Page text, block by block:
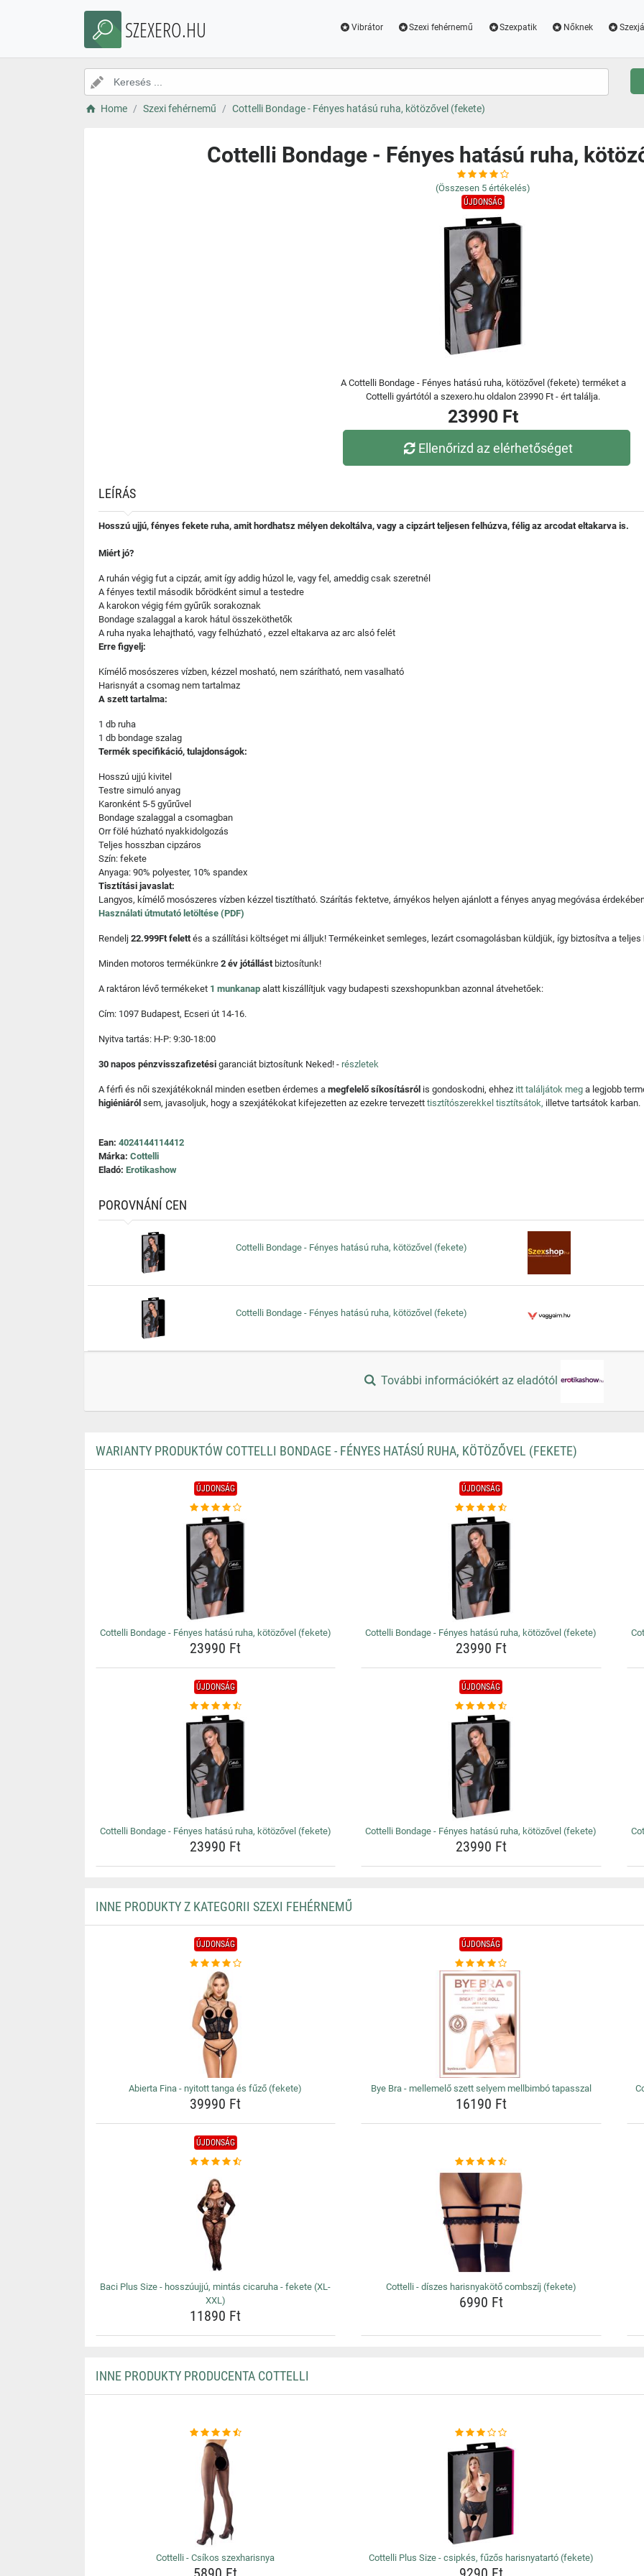
SZEXERO.HU Vibrátor Szexi fehérnemű Szexpatik Nőknek
Home Szexi fehérnemű Cottelli Bondage - Fényes hatású ruha, kötözővel (fekete)
Cottelli Bondage - Fényes hatású ruha,
(Összesen 5 értékelés)
ÚJDONSÁG
A Cottelli Bondage - Fényes hatású ruha, kötözővel (fekete) terméket a
Cottelli gyártótól a szexero.hu oldalon 23990 Ft - ért találja.
23990 Ft
Ellenőrizd az elérhetőséget
LEÍRÁS
Hosszú ujjú, fényes fekete ruha, amit hordhatsz mélyen dekoltálva, vagy a cipzárt teljesen felhúzva, félig az arcodat eltakarva is.
Miért jó?
A ruhán végig fut a cipzár, amit így addig húzol le, vagy fel, ameddig csak szeretnél
A fényes textil második bőrödként simul a testedre
A karokon végig fém gyűrűk sorakoznak
Bondage szalaggal a karok hátul összeköthetők
A ruha nyaka lehajtható, vagy felhúzható , ezzel eltakarva az arc alsó felét
Erre figyelj:
Kímélő mosószeres vízben, kézzel mosható, nem szárítható, nem vasalható
Harisnyát a csomag nem tartalmaz
A szett tartalma:
1 db ruha
1 db bondage szalag
Termék specifikáció, tulajdonságok:
Hosszú ujjú kivitel
Testre simuló anyag
Karonként 5-5 gyűrűvel
Bondage szalaggal a csomagban
Orr fölé húzható nyakkidolgozás
Teljes hosszban cipzáros
Szín: fekete
Anyaga: 90% polyester, 10% spandex
Tisztítási javaslat:
Langyos, kímélő mosószeres vízben kézzel tisztítható. Szárítás fektetve, árnyékos helyen ajánlott a fényes anyag megóvása
Használati útmutató letöltése (PDF)
Rendelj 22.999Ft felettés a szállítási költséget mi álljuk! Termékeinket semleges, lezárt csomagolásban küldjük, így biztosítva a teljes
Minden motoros termékünkre 2 év jótállást biztosítunk!
A raktáron lévő termékeket 1 munkanap alatt kiszállítjuk vagy budapesti szexshopunkban azonnal átvehetőek:
Cím: 1097 Budapest, Ecseri út 14-16.
Nyitva tartás: H-P: 9:30-18:00
30 napos pénzvisszafizetési garanciát biztosítunk Neked! - részletek
A férfi és női szexjátékoknál minden esetben érdemes a megfelelő síkosításról is gondoskodni, ehhez itt találjátok meg a legjobb
higiéniáról sem, javasoljuk, hogy a szexjátékokat kifejezetten az ezekre tervezett tisztítószerekkel tisztítsátok, illetve tartsátok karban.
Ean: 4024144114412
Márka: Cottelli
Eladó: Erotikashow
POROVNÁNÍ CEN
Cottelli Bondage - Fényes hatású ruha, kötözővel (fekete)
Cottelli Bondage - Fényes hatású ruha, kötözővel (fekete)
További információkért az eladótól
WARIANTY PRODUKTÓW COTTELLI BONDAGE - FÉNYES HATÁSÚ RUHA, KÖTÖZŐVEL (FEKETE)
ÚJDONSÁG
Cottelli Bondage - Fényes hatású ruha, kötözővel (fekete)
23990 Ft
ÚJDONSÁG
Cottelli Bondage - Fényes hatású ruha, kötözővel (fekete)
23990 Ft
ÚJDONSÁG
Cottelli Bondage - Fényes hatású ruha, kötözővel (fekete)
23990 Ft
ÚJDONSÁG
Cottelli Bondage - Fényes hatású ruha, kötözővel (fekete)
23990 Ft
INNE PRODUKTY Z KATEGORII SZEXI FEHÉRNEMŰ
ÚJDONSÁG
Abierta Fina - nyitott tanga és fűző (fekete)
39990 Ft
ÚJDONSÁG
Bye Bra - mellemelő szett selyem mellbimbó tapasszal
16190 Ft
ÚJDONSÁG
Baci Plus Size - hosszúujjú, mintás cicaruha - fekete (XL-
XXL)
11890 Ft
Cottelli - díszes harisnyakötő combszíj (fekete)
6990 Ft
INNE PRODUKTY PRODUCENTA COTTELLI
Cottelli - Csíkos szexharisnya Cottelli Plus Size - csipkés, fűzős harisnyatartó (fekete)